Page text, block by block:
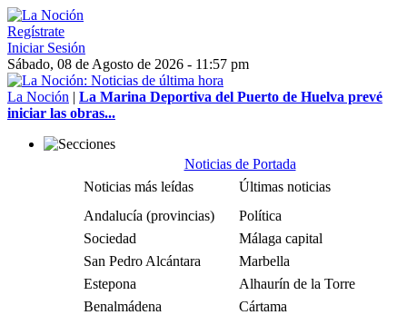
Regístrate
Iniciar Sesión
Sábado, 08 de Agosto de 2026 - 11:57 pm
La Noción | La Marina Deportiva del Puerto de Huelva prevé
iniciar las obras...
Noticias de Portada
Noticias más leídas
Últimas noticias
Andalucía (provincias)
Política
Sociedad
Málaga capital
San Pedro Alcántara
Marbella
Estepona
Alhaurín de la Torre
Benalmádena
Cártama